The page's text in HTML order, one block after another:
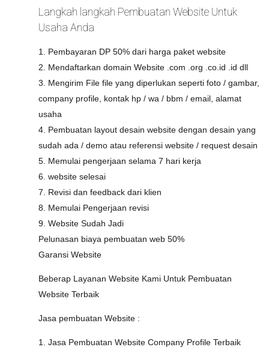
Langkah langkah Pembuatan Website Untuk
Usaha Anda
1. Pembayaran DP 50% dari harga paket website
2. Mendaftarkan domain Website .com .org .co.id .id dll
3. Mengirim File file yang diperlukan seperti foto / gambar,
company profile, kontak hp / wa / bbm / email, alamat
usaha
4. Pembuatan layout desain website dengan desain yang
sudah ada / demo atau referensi website / request desain
5. Memulai pengerjaan selama 7 hari kerja
6. website selesai
7. Revisi dan feedback dari klien
8. Memulai Pengerjaan revisi
9. Website Sudah Jadi
Pelunasan biaya pembuatan web 50%
Garansi Website
Beberap Layanan Website Kami Untuk Pembuatan
Website Terbaik
Jasa pembuatan Website :
1. Jasa Pembuatan Website Company Profile Terbaik